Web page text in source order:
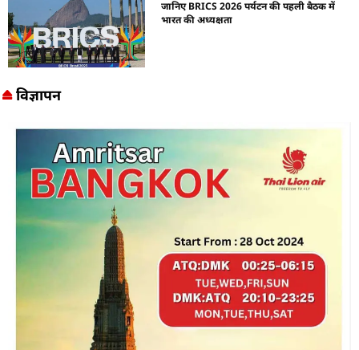
जानिए BRICS 2026 पर्यटन की पहली बैठक में
भारत की अध्यक्षता
विज्ञापन